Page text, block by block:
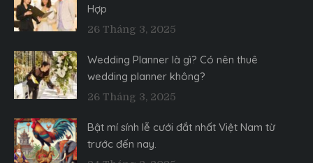
Hợp
26 Tháng 3, 2025
Wedding Planner là gì? Có nên thuê
wedding planner không?
26 Tháng 3, 2025
Bật mí sính lễ cưới đắt nhất Việt Nam từ
trước đến nay.